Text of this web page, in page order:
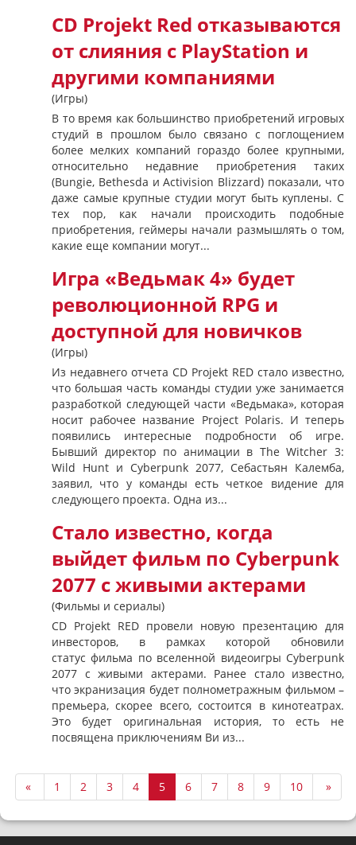
CD Projekt Red отказываются
от слияния с PlayStation и
другими компаниями
(Игры)
В то время как большинство приобретений игровых
студий в прошлом было связано с поглощением
более мелких компаний гораздо более крупными,
относительно недавние приобретения таких
(Bungie, Bethesda и Activision Blizzard) показали, что
даже самые крупные студии могут быть куплены. С
тех пор, как начали происходить подобные
приобретения, геймеры начали размышлять о том,
какие еще компании могут...
Игра «Ведьмак 4» будет
революционной RPG и
доступной для новичков
(Игры)
Из недавнего отчета CD Projekt RED стало известно,
что большая часть команды студии уже занимается
разработкой следующей части «Ведьмака», которая
носит рабочее название Project Polaris. И теперь
появились интересные подробности об игре.
Бывший директор по анимации в The Witcher 3:
Wild Hunt и Cyberpunk 2077, Себастьян Калемба,
заявил, что у команды есть четкое видение для
следующего проекта. Одна из...
Стало известно, когда
выйдет фильм по Cyberpunk
2077 с живыми актерами
(Фильмы и сериалы)
CD Projekt RED провели новую презентацию для
инвесторов, в рамках которой обновили
статус фильма по вселенной видеоигры Cyberpunk
2077 с живыми актерами. Ранее стало известно,
что экранизация будет полнометражным фильмом –
премьера, скорее всего, состоится в кинотеатрах.
Это будет оригинальная история, то есть не
посвящена приключениям Ви из...
« 1 2 3 4 5 6 7 8 9 10 »